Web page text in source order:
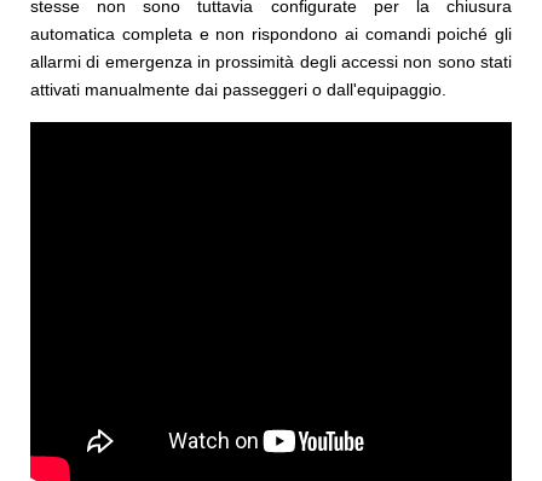
stesse non sono tuttavia configurate per la chiusura
automatica completa e non rispondono ai comandi poiché gli
allarmi di emergenza in prossimità degli accessi non sono stati
attivati ​​manualmente dai passeggeri o dall'equipaggio.